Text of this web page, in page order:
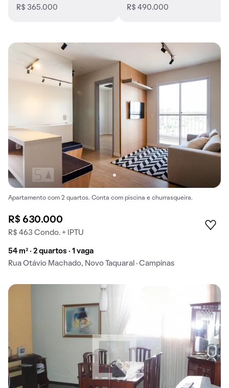
R$ 365.000
R$ 490.000
Apartamento com 2 quartos. Conta com piscina e churrasqueira.
R$ 630.000
R$ 463 Condo. + IPTU
54 m² · 2 quartos · 1 vaga
Rua Otávio Machado, Novo Taquaral · Campinas